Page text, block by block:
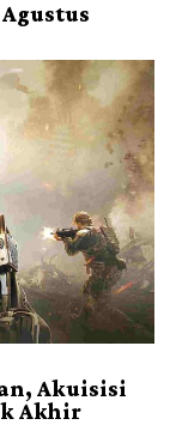
Akuisisi
Akhir